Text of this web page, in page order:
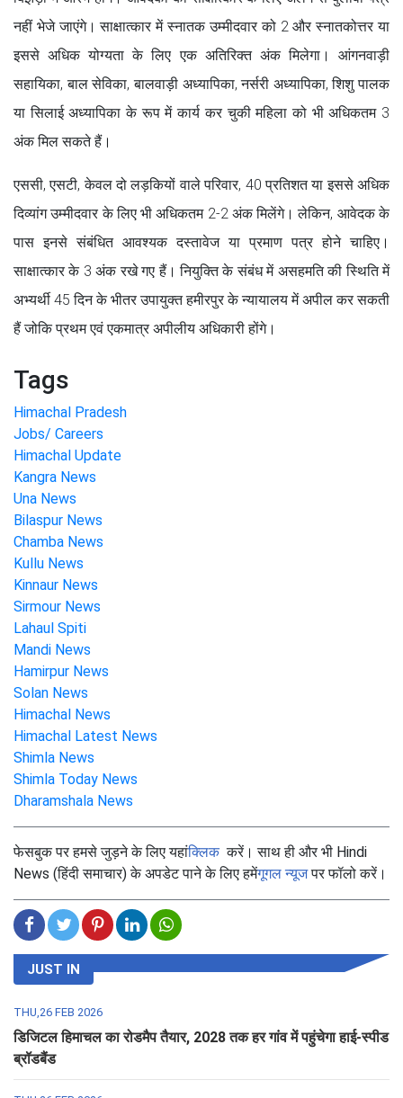
नहीं भेजे जाएंगे। साक्षात्कार में स्नातक उम्मीदवार को 2 और स्नातकोत्तर या
इससे अधिक योग्यता के लिए एक अतिरिक्त अंक मिलेगा। आंगनवाड़ी
सहायिका, बाल सेविका, बालवाड़ी अध्यापिका, नर्सरी अध्यापिका, शिशु पालक
या सिलाई अध्यापिका के रूप में कार्य कर चुकी महिला को भी अधिकतम 3
अंक मिल सकते हैं।
एससी, एसटी, केवल दो लड़कियों वाले परिवार, 40 प्रतिशत या इससे अधिक
दिव्यांग उम्मीदवार के लिए भी अधिकतम 2-2 अंक मिलेंगे। लेकिन, आवेदक के
पास इनसे संबंधित आवश्यक दस्तावेज या प्रमाण पत्र होने चाहिए।
साक्षात्कार के 3 अंक रखे गए हैं। नियुक्ति के संबंध में असहमति की स्थिति में
अभ्यर्थी 45 दिन के भीतर उपायुक्त हमीरपुर के न्यायालय में अपील कर सकती
हैं जोकि प्रथम एवं एकमात्र अपीलीय अधिकारी होंगे।
Tags
Himachal Pradesh
Jobs/ Careers
Himachal Update
Kangra News
Una News
Bilaspur News
Chamba News
Kullu News
Kinnaur News
Sirmour News
Lahaul Spiti
Mandi News
Hamirpur News
Solan News
Himachal News
Himachal Latest News
Shimla News
Shimla Today News
Dharamshala News
फेसबुक पर हमसे जुड़ने के लिए यहांक्लिककरें। साथ ही और भी Hindi
News (हिंदी समाचार) के अपडेट पाने के लिए हमेंगूगल न्यूजपर फॉलो करें।
JUST IN
THU,26 FEB 2026
डिजिटल हिमाचल का रोडमैप तैयार, 2028 तक हर गांव में पहुंचेगा हाई-स्पीड
ब्रॉडबैंड